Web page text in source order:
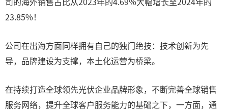
23.85%！
公司在出海方面同样拥有自己的独门绝技：技术创新为先
导，品牌建设为支撑，本土化运营为桥梁。
在持续打造全球领先光伏企业品牌形象，不断完善全球销售
服务网络，提升全球客户服务能力的基础之下，一方面，通